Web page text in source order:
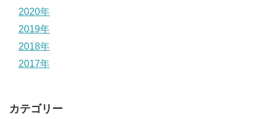
2020年
2019年
2018年
2017年
カテゴリー